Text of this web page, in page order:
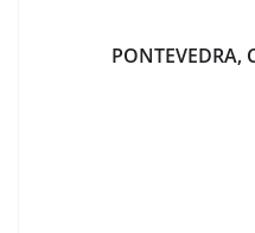
PONTEVEDRA,